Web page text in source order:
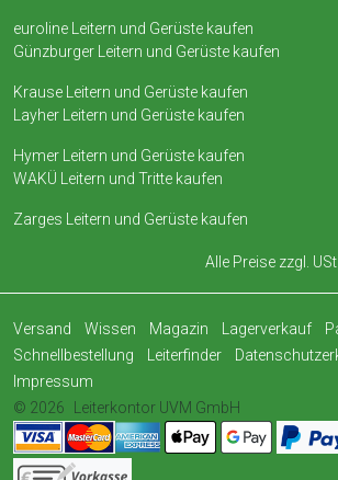
euroline Leitern und Gerüste kaufen
Günzburger Leitern und Gerüste kaufen
Krause Leitern und Gerüste kaufen
Layher Leitern und Gerüste kaufen
Hymer Leitern und Gerüste kaufen
WAKÜ Leitern und Tritte kaufen
Zarges Leitern und Gerüste kaufen
Alle Preise zzgl.
Versand Wissen Magazin Lagerverkauf
Schnellbestellung
Leiterfinder
Impressum
© 2026
Leiterkontor UVM GmbH